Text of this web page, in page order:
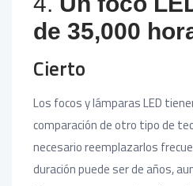
de 35,000
Cierto
Los focos y lámparas LED
comparación de otro tipo de
necesario reemplazarlos
duración puede ser de años,